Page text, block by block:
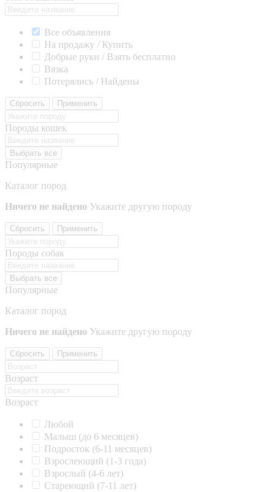
Все объявления
На продажу / Купить
Добрые руки / Взять бесплатно
Вязка
Потерялись / Найдены
Сбросить Применить
Породы кошек
Выбрать все
Популярные
Каталог пород
Ничего не найдено Укажите другую породу
Сбросить Применить
Породы собак
Выбрать все
Популярные
Каталог пород
Ничего не найдено Укажите другую породу
Сбросить Применить
Возраст
Возраст
Любой
Малыш (до 6 месяцев)
Подросток (6-11 месяцев)
Взрослеющий (1-3 года)
Взрослый (4-6 лет)
Стареющий (7-11 лет)